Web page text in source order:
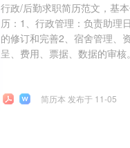
行政/后勤求职简历范文，基
历：1、行政管理：负责助理
的修订和完善2、宿舍管理、
呈、费用、票据、数据的审
简历本 发布于 11-05